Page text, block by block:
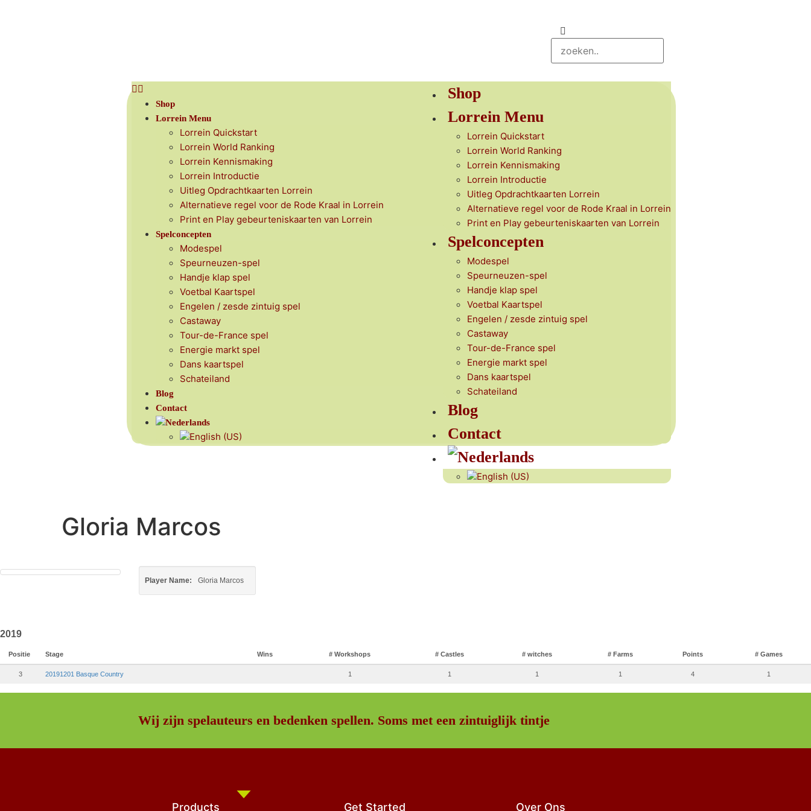
Shop
Lorrein Menu
Lorrein Quickstart
Lorrein World Ranking
Lorrein Kennismaking
Lorrein Introductie
Uitleg Opdrachtkaarten Lorrein
Alternatieve regel voor de Rode Kraal in Lorrein
Print en Play gebeurteniskaarten van Lorrein
Spelconcepten
Modespel
Speurneuzen-spel
Handje klap spel
Voetbal Kaartspel
Engelen / zesde zintuig spel
Castaway
Tour-de-France spel
Energie markt spel
Dans kaartspel
Schateiland
Blog
Contact
Shop
Lorrein Menu
Lorrein Quickstart
Lorrein World Ranking
Lorrein Kennismaking
Lorrein Introductie
Uitleg Opdrachtkaarten Lorrein
Alternatieve regel voor de Rode Kraal in Lorrein
Print en Play gebeurteniskaarten van Lorrein
Spelconcepten
Modespel
Speurneuzen-spel
Handje klap spel
Voetbal Kaartspel
Engelen / zesde zintuig spel
Castaway
Tour-de-France spel
Energie markt spel
Dans kaartspel
Schateiland
Blog
Contact
Gloria Marcos
Player Name: Gloria Marcos
2019
Positie Stage Wins # Workshops # Castles # witches # Farms Points # Games
3 20191201 Basque Country 1 1 1 1 4 1
Wij zijn spelauteurs en bedenken spellen. Soms met een zintuiglijk tintje
Products Get Started Over Ons